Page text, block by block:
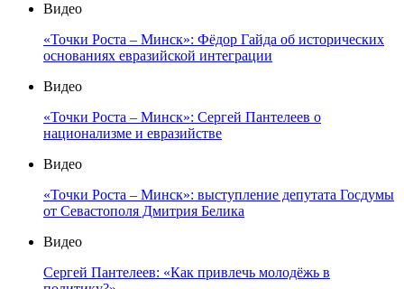
Видео
«Точки Роста – Минск»: Фёдор Гайда об исторических
основаниях евразийской интеграции
Видео
«Точки Роста – Минск»: Сергей Пантелеев о
национализме и евразийстве
Видео
«Точки Роста – Минск»: выступление депутата Госдумы
от Севастополя Дмитрия Белика
Видео
Сергей Пантелеев: «Как привлечь молодёжь в